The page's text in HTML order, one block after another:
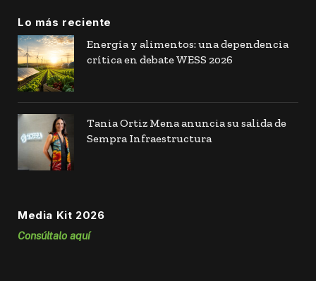
Lo más reciente
Energía y alimentos: una dependencia
crítica en debate WESS 2026
Tania Ortiz Mena anuncia su salida de
Sempra Infraestructura
Media Kit 2026
Consúltalo aquí